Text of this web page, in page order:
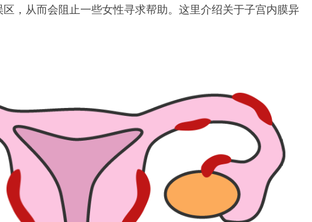
，从而会阻止一些女性寻求帮助。这里介绍关于子宫内膜异